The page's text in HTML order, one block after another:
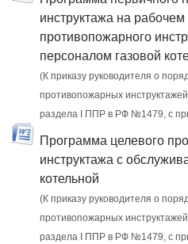
инструктажа на
противопожарного
персоналом газовой
(К приказу руководителя о
противопожарных
раздела I ППР в РФ №1479, с
Программа целевого
инструктажа с
котельной
(К приказу руководителя о
противопожарных
раздела I ППР в РФ №1479, с